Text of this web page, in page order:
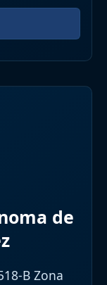
de
B Zona